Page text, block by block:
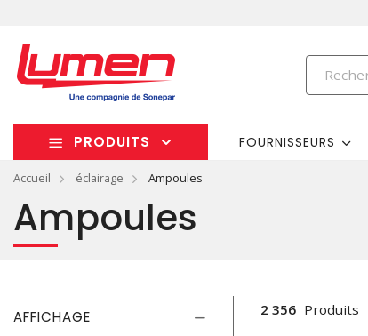
PRODUITS FOURNISSEURS
Accueil éclairage Ampoules
Ampoules
AFFICHAGE
2 356 Produits